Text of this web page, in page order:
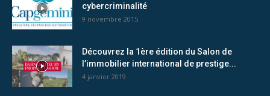
cybercriminalité
9 novembre 2015
Découvrez la 1ère édition du Salon de
l’immobilier international de prestige...
4 janvier 2019